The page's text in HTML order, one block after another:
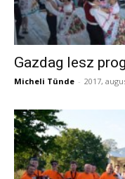
Gazdag lesz
Micheli Tünde - 2017,